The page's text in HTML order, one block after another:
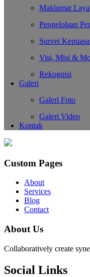
Maklumat
Pengelolaan
Survei
Visi, Misi &
Rekognisi
Galeri
Galeri Foto
Galeri Video
Kontak
Custom Pages
About
Services
Blog
Contact
About Us
Collaboratively create
Social Links